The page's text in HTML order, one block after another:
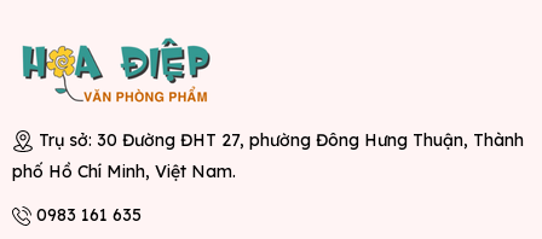
Trụ sở: 30 Đường ĐHT 27, phường Đông Hưng Thuận, Thành
phố Hồ Chí Minh, Việt Nam.
0983 161 635